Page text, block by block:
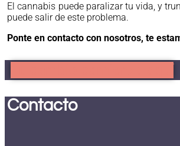
El cannabis puede paralizar tu vida, y
puede salir de este problema.
Ponte en contacto con nosotros, te
Contacto